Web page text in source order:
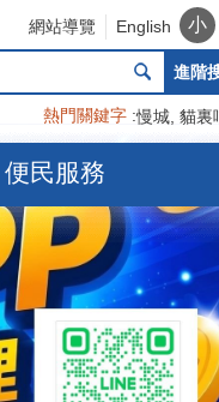
網站導覽 English 小
進階
熱門關鍵字 慢城 貓裏
便民服務